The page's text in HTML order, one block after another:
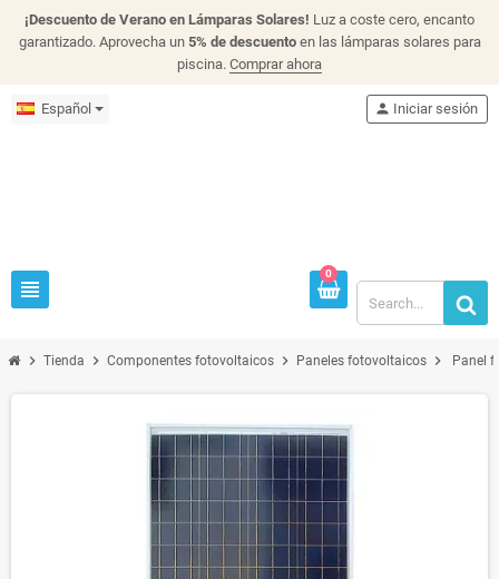
¡Descuento de Verano en Lámparas Solares! Luz a coste cero, encanto
garantizado. Aprovecha un 5% de descuentoen las lámparas solares para
piscina. Comprar ahora
Español
view_headline
person Iniciar sesión
0
chevron_right Tienda chevron_right Componentes fotovoltaicos chevron_right Paneles fotovoltaicos chevron_right Panel